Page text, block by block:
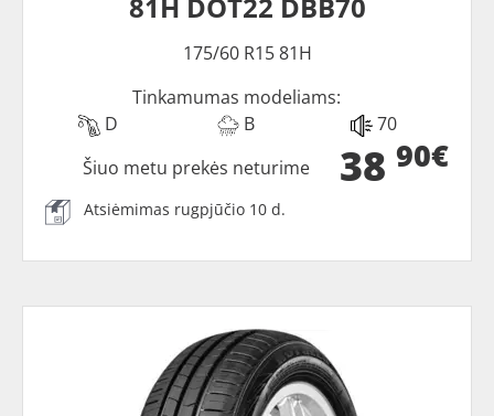
81H DOT22 DBB70
175/60 R15 81H
Tinkamumas modeliams:
D
B 70
38 90€
Šiuo metu prekės neturime
Atsiėmimas rugpjūčio 10 d.